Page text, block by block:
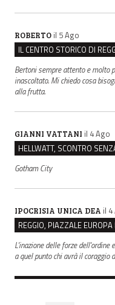
ROBERTO il 5 Ago
Bertoni sempre attento e molto
inascoltato. Mi chiedo cosa
alla frutta.
GIANNI VATTANI il 4 Ago
Gotham City
IPOCRISIA UNICA DEA il
L'inazione delle forze
a quel punto chi avrà il coraggio